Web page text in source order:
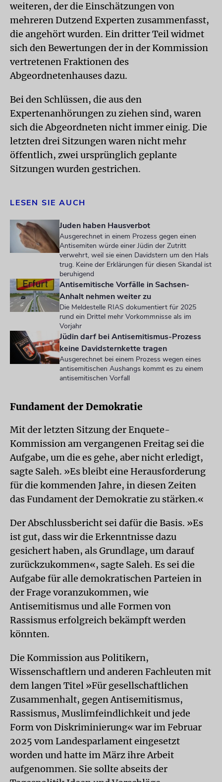
weiteren, der die Einschätzungen von
mehreren Dutzend Experten zusammenfasst,
die angehört wurden. Ein dritter Teil widmet
sich den Bewertungen der in der Kommission
vertretenen Fraktionen des
Abgeordnetenhauses dazu.
Bei den Schlüssen, die aus den
Expertenanhörungen zu ziehen sind, waren
sich die Abgeordneten nicht immer einig. Die
letzten drei Sitzungen waren nicht mehr
öffentlich, zwei ursprünglich geplante
Sitzungen wurden gestrichen.
LESEN SIE AUCH
Juden haben Hausverbot
Ausgerechnet in einem Prozess gegen einen
Antisemiten würde einer Jüdin der Zutritt
verwehrt, weil sie einen Davidstern um den Hals
trug. Keine der Erklärungen für diesen Skandal ist
beruhigend
Antisemitische Vorfälle in Sachsen-
Anhalt nehmen weiter zu
Die Meldestelle RIAS dokumentiert für 2025
rund ein Drittel mehr Vorkommnisse als im
Vorjahr
Jüdin darf bei Antisemitismus-Prozess
keine Davidsternkette tragen
Ausgerechnet bei einem Prozess wegen eines
antisemitischen Aushangs kommt es zu einem
antisemitischen Vorfall
Fundament der Demokratie
Mit der letzten Sitzung der Enquete-
Kommission am vergangenen Freitag sei die
Aufgabe, um die es gehe, aber nicht erledigt,
sagte Saleh. »Es bleibt eine Herausforderung
für die kommenden Jahre, in diesen Zeiten
das Fundament der Demokratie zu stärken.«
Der Abschlussbericht sei dafür die Basis. »Es
ist gut, dass wir die Erkenntnisse dazu
gesichert haben, als Grundlage, um darauf
zurückzukommen«, sagte Saleh. Es sei die
Aufgabe für alle demokratischen Parteien in
der Frage voranzukommen, wie
Antisemitismus und alle Formen von
Rassismus erfolgreich bekämpft werden
könnten.
Die Kommission aus Politikern,
Wissenschaftlern und anderen Fachleuten mit
dem langen Titel »Für gesellschaftlichen
Zusammenhalt, gegen Antisemitismus,
Rassismus, Muslimfeindlichkeit und jede
Form von Diskriminierung« war im Februar
2025 vom Landesparlament eingesetzt
worden und hatte im März ihre Arbeit
aufgenommen. Sie sollte abseits der